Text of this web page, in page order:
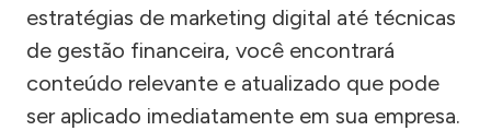
estratégias de marketing digital até técnicas
de gestão financeira, você encontrará
conteúdo relevante e atualizado que pode
ser aplicado imediatamente em sua empresa.